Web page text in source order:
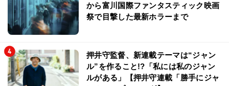
から富川国際ファンタスティック映画
祭で目撃した最新ホラーまで
押井守監督、新連載テーマは“ジャン
ル”を作ること!?「私には私のジャン
ルがある」【押井守連載「勝手にジャ